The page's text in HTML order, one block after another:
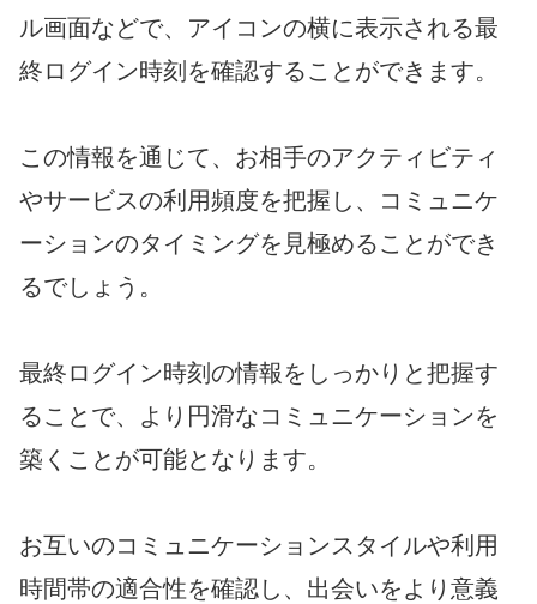
ル画面などで、アイコンの横に表示される最
終ログイン時刻を確認することができます。
この情報を通じて、お相手のアクティビティ
やサービスの利用頻度を把握し、コミュニケ
ーションのタイミングを見極めることができ
るでしょう。
最終ログイン時刻の情報をしっかりと把握す
ることで、より円滑なコミュニケーションを
築くことが可能となります。
お互いのコミュニケーションスタイルや利用
時間帯の適合性を確認し、出会いをより意義